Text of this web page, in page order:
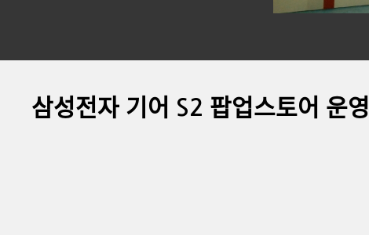
삼성전자 기어 S2 팝업스토어 운영